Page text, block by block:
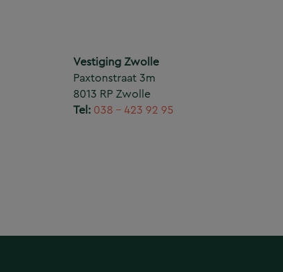
Vestiging Zwolle
Paxtonstraat 3m
8013 RP Zwolle
Tel: 038 – 423 92 95